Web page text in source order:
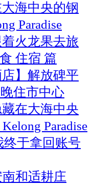
大海中央的钢
Paradise
着火龙果去旅
住宿 篇
店】解放碑平
住市中心
藏在大海中央
Paradise
终于拿回账号
南和适耕庄